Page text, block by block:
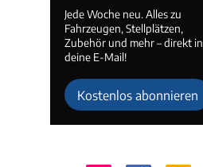
Jede Woche neu. Alles zu
Fahrzeugen, Stellplätzen,
Zubehör und mehr – direkt in
deine E-Mail!
Kostenlos abonnieren